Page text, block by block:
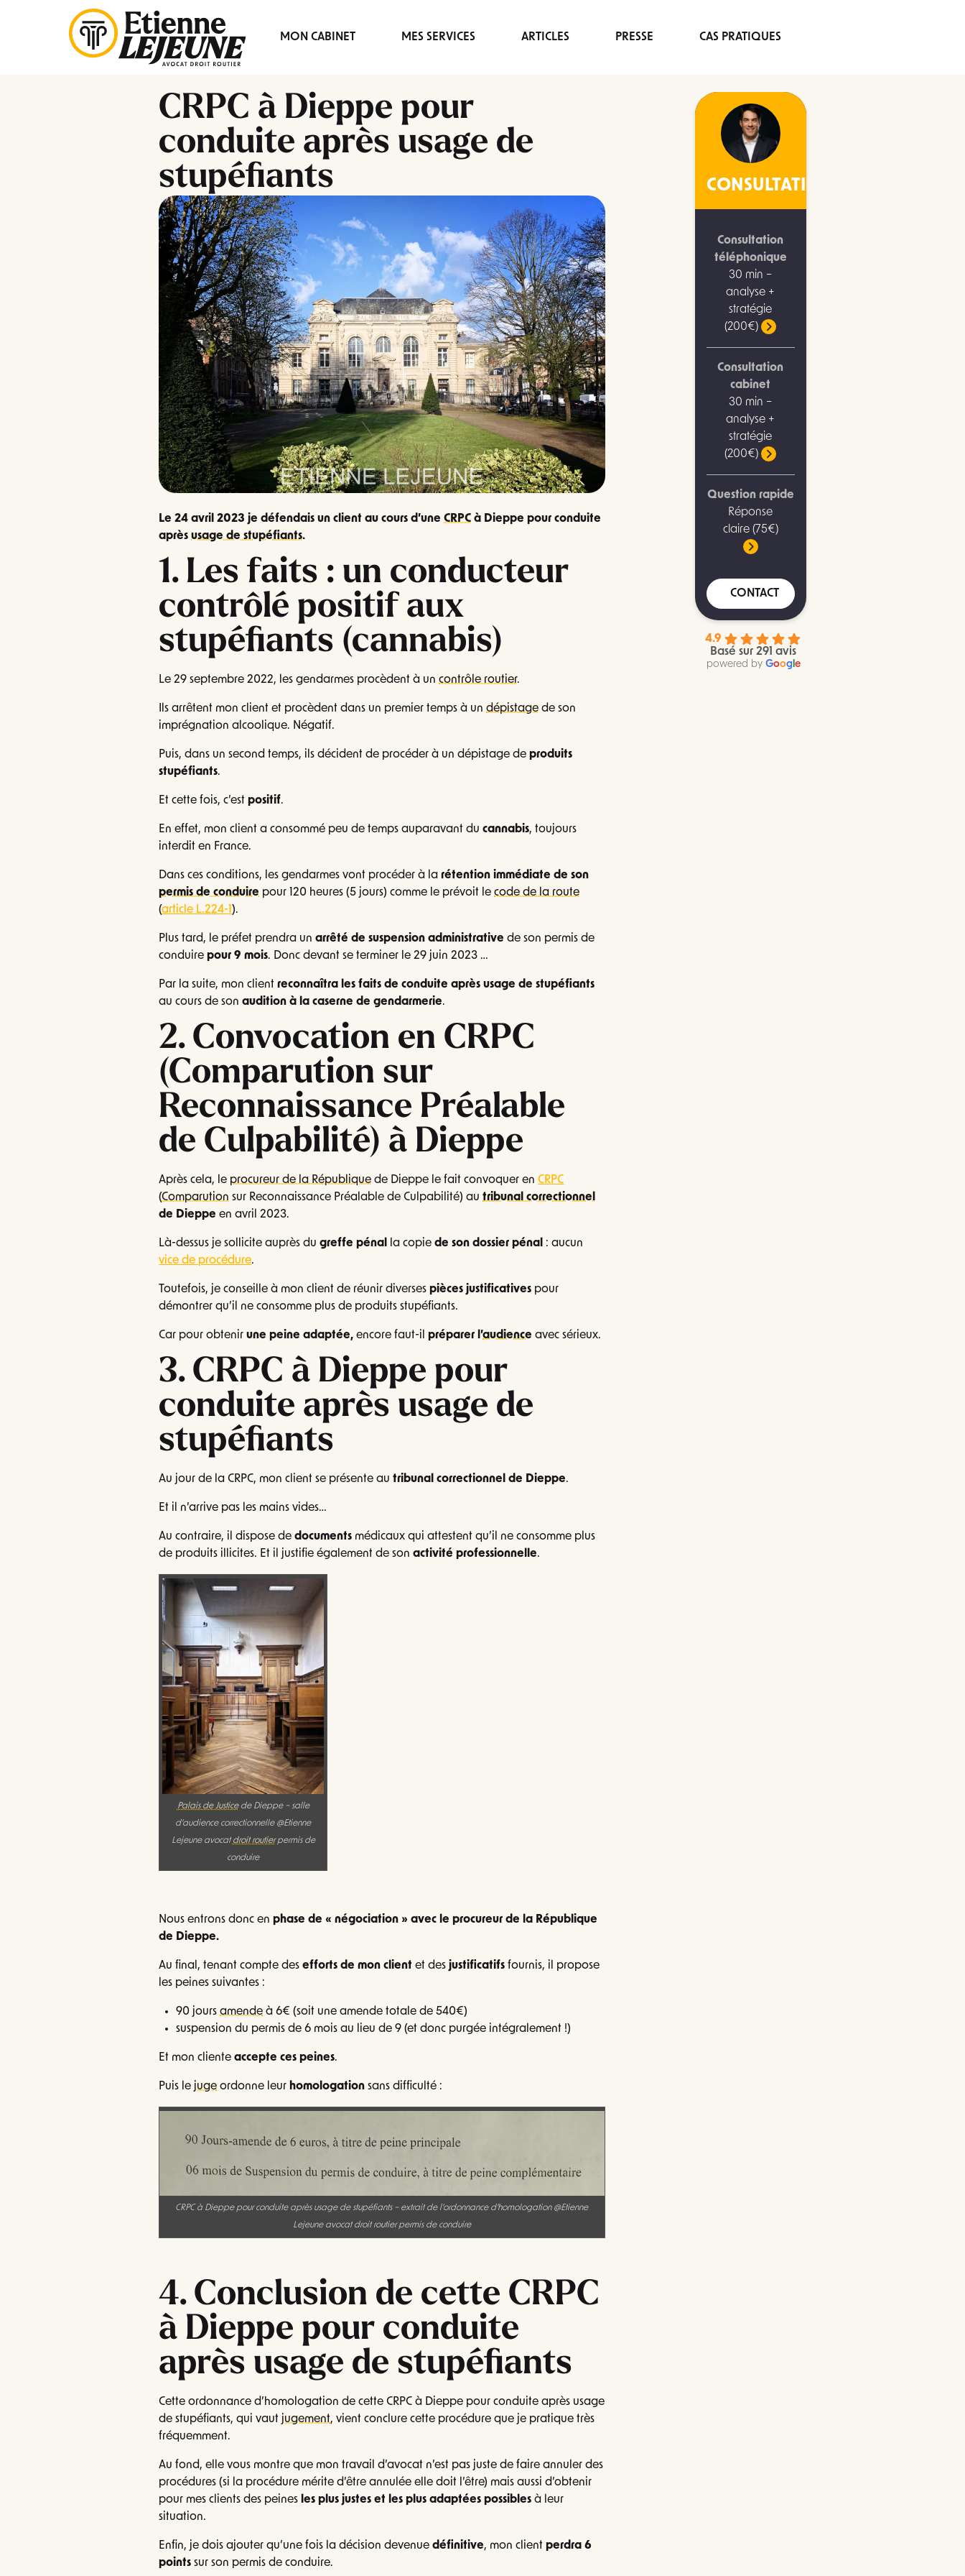
MON CABINET MES SERVICES ARTICLES PRESSE CAS PRATIQUES
CRPC à Dieppe pour
conduite après usage de
stupéfiants
Le 24 avril 2023 je défendais un client au cours d’uneCRPC à Dieppe pour conduite
aprèsusage de stupéfiants.
1. Les faits : un conducteur
contrôlé positif aux
stupéfiants (cannabis)
Le 29 septembre 2022, les gendarmes procèdent à uncontrôle routier.
Ils arrêtent mon client et procèdent dans un premier temps à undépistage de son
imprégnation alcoolique. Négatif.
Puis, dans un second temps, ils décident de procéder à un dépistage deproduits
stupéfiants.
Et cette fois, c’estpositif.
En effet, mon client a consommé peu de temps auparavant ducannabis, toujours
interdit en France.
Dans ces conditions, les gendarmes vont procéder à larétention immédiate de son
permis de conduire pour 120 heures (5 jours) comme le prévoit lecode de la route
(article L.224-1).
Plus tard, le préfet prendra unarrêté de suspension administrative de son permis de
conduirepour 9 mois. Donc devant se terminer le 29 juin 2023 …
Par la suite, mon clientreconnaîtra les faits de conduite après usage de stupéfiants
au cours de sonaudition à la caserne de gendarmerie.
2. Convocation en CRPC
(Comparution sur
Reconnaissance Préalable
de Culpabilité) à Dieppe
Après cela, le procureur de la République de Dieppe le fait convoquer enCRPC
(Comparution sur Reconnaissance Préalable de Culpabilité) autribunal correctionnel
de Dieppe en avril 2023.
Là-dessus je sollicite auprès dugreffe pénal la copie de son dossierpénal : aucun
vice de procédure.
Toutefois, je conseille à mon client de réunir diversespièces justificatives pour
démontrer qu’il ne consomme plus de produits stupéfiants.
Car pour obtenirune peine adaptée,encore faut-ilpréparer l’audience avec sérieux.
3. CRPC à Dieppe pour
conduite après usage de
stupéfiants
Au jour de la CRPC, mon client se présente autribunal correctionnel de Dieppe.
Et il n’arrive pas les mains vides…
Au contraire, il dispose dedocuments médicaux qui attestent qu’il ne consomme plus
de produits illicites. Et il justifie également de sonactivité professionnelle.
Palais de Justicede Dieppe – salle
d’audience correctionnelle @Etienne
Lejeune avocat droit routierpermis de
conduire
Nous entrons donc enphase de « négociation » avec le procureur de la République
de Dieppe.
Au final, tenant compte desefforts de mon client et desjustificatifs fournis, il propose
les peines suivantes :
90 joursamende à 6€ (soit une amende totale de 540€)
suspension du permis de 6 mois au lieu de 9 (et donc purgée intégralement !)
Et mon clienteaccepte ces peines.
Puis le juge ordonne leurhomologation sans difficulté :
CRPC à Dieppe pour conduite après usage de stupéfiants – extrait de l’ordonnance d’homologation @Etienne
Lejeune avocat droit routier permis de conduire
4. Conclusion de cette CRPC
à Dieppe pour conduite
après usage de stupéfiants
Cette ordonnance d’homologation de cette CRPC à Dieppe pour conduite après usage
de stupéfiants, qui vaut jugement, vient conclure cette procédure que je pratique très
fréquemment.
Au fond, elle vous montre que mon travail d’avocat n’est pas juste de faire annuler des
procédures (si la procédure mérite d’être annulée elle doit l’être) mais aussi d’obtenir
pour mes clients des peinesles plus justes et les plus adaptées possibles à leur
situation.
Enfin, je dois ajouter qu’une fois la décision devenuedéfinitive, mon clientperdra 6
points sur son permis de conduire.
CONSULTATION
Consultation
téléphonique
30 min –
analyse +
stratégie
(200€)
Consultation
cabinet
30 min –
analyse +
stratégie
(200€)
Question rapide
Réponse
claire (75€)
CONTACT
4.9
Basé sur 291 avis
powered by Google